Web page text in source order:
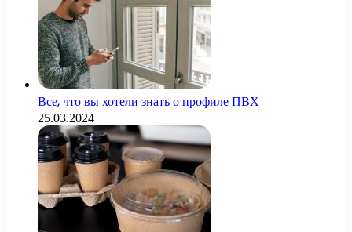
Все, что вы хотели знать о профиле ПВХ
25.03.2024